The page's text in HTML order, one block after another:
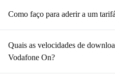
Como faço para aderir a um
Quais as velocidades de
Vodafone On?